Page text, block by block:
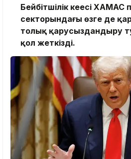
Бейбітшілік кеңесі ХАМАС
секторындағы өзге де
толық қарусыздандыру
қол жеткізді.